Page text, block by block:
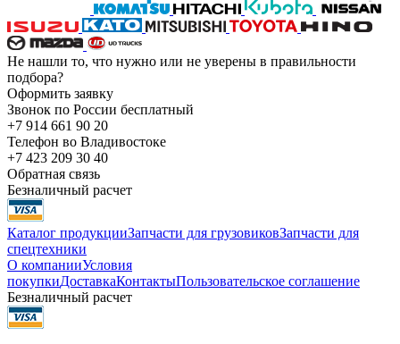
Не нашли то, что нужно или не уверены в правильности
подбора?
Оформить заявку
Звонок по России бесплатный
+7 914 661 90 20
Телефон во Владивостоке
+7 423 209 30 40
Обратная связь
Безналичный расчет
Каталог продукцииЗапчасти для грузовиковЗапчасти для
спецтехники
О компанииУсловия
покупкиДоставкаКонтактыПользовательское соглашение
Безналичный расчет